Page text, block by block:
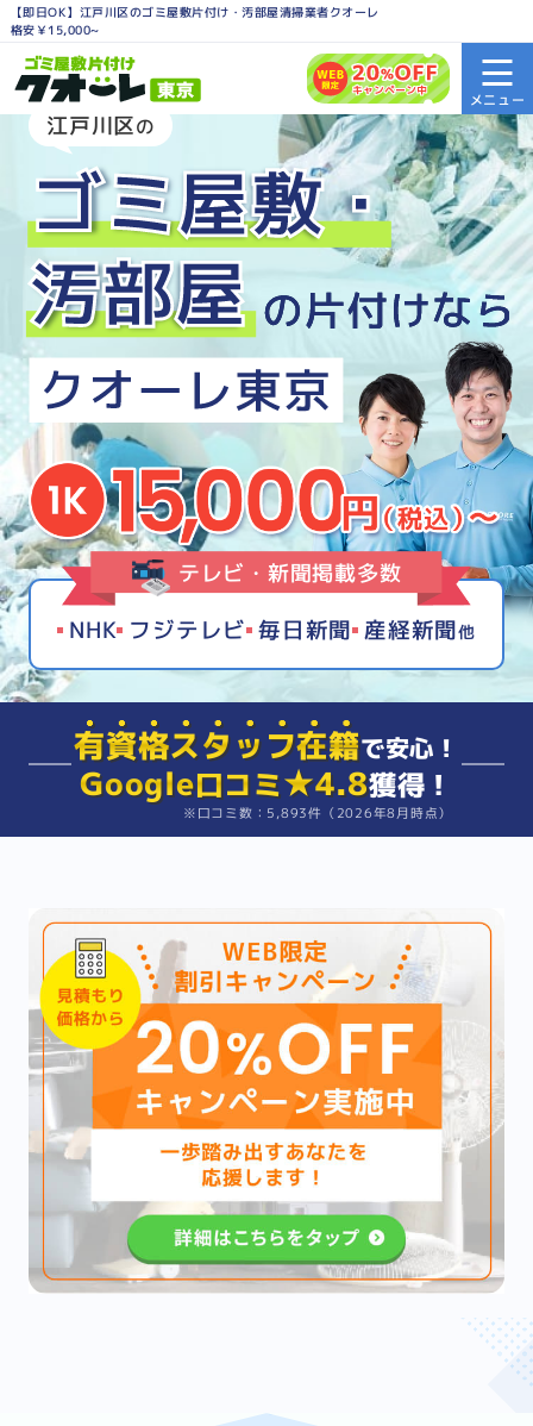
【即日OK】江戸川区のゴミ屋敷片付け・汚部屋清掃業者クオーレ
格安￥15,000~
江戸川区の
テレビ・新聞掲載多数
NHK フジテレビ 毎日新聞 産経新聞他
有資格スタッフ在籍で安心！
Google口コミ★4.8獲得！
※口コミ数：5,893件（2026年8月時点）